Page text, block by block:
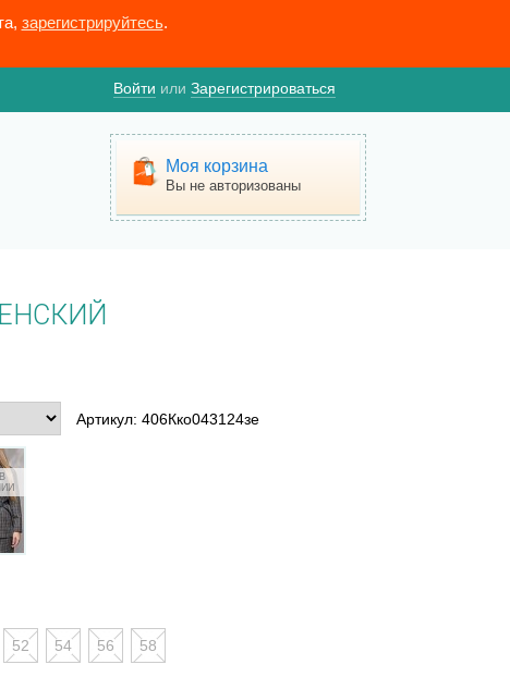
зарегистрируйтесь.
Войти или Зарегистрироваться
Моя корзина
Вы не авторизованы
Артикул: 406Кко043124зе
52 54 56
58